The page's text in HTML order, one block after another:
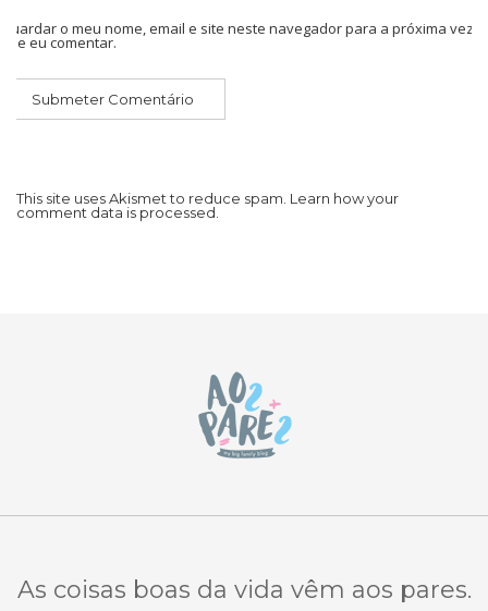
Guardar o meu nome, email e site neste navegador para a próxima vez
que eu comentar.
This site uses Akismet to reduce spam. Learn how your
comment data is processed.
As coisas boas da vida vêm aos pares.